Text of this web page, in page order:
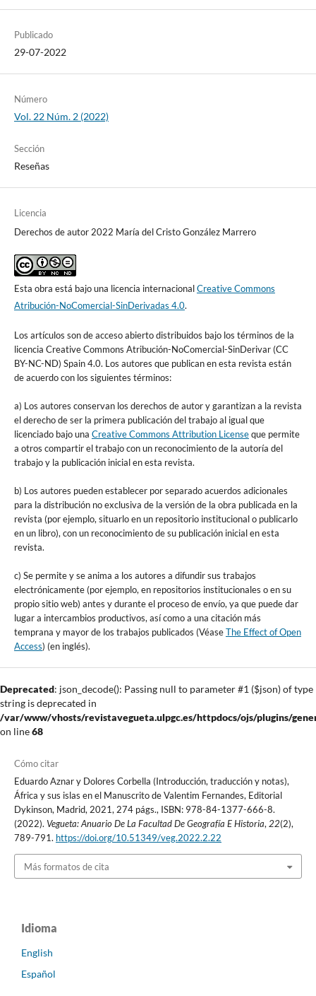
Publicado
29-07-2022
Número
Vol. 22 Núm. 2 (2022)
Sección
Reseñas
Licencia
Derechos de autor 2022 María del Cristo González Marrero
Esta obra está bajo una licencia internacionalCreative Commons
Atribución-NoComercial-SinDerivadas 4.0.
Los artículos son de acceso abierto distribuidos bajo los términos de la
licencia Creative Commons Atribución-NoComercial-SinDerivar (CC
BY-NC-ND) Spain 4.0. Los autores que publican en esta revista están
de acuerdo con los siguientes términos:
a) Los autores conservan los derechos de autor y garantizan a la revista
el derecho de ser la primera publicación del trabajo al igual que
licenciado bajo una Creative Commons Attribution Licenseque permite
a otros compartir el trabajo con un reconocimiento de la autoría del
trabajo y la publicación inicial en esta revista.
b) Los autores pueden establecer por separado acuerdos adicionales
para la distribución no exclusiva de la versión de la obra publicada en la
revista (por ejemplo, situarlo en un repositorio institucional o publicarlo
en un libro), con un reconocimiento de su publicación inicial en esta
revista.
c) Se permite y se anima a los autores a difundir sus trabajos
electrónicamente (por ejemplo, en repositorios institucionales o en su
propio sitio web) antes y durante el proceso de envío, ya que puede dar
lugar a intercambios productivos, así como a una citación más
temprana y mayor de los trabajos publicados (VéaseThe Effect of Open
Access) (en inglés).
Deprecated: json_decode(): Passing null to parameter #1 ($json) of type
string is deprecated in
/var/www/vhosts/revistavegueta.ulpgc.es/httpdocs/ojs/plugins/
on line68
Cómo citar
Eduardo Aznar y Dolores Corbella (Introducción, traducción y notas),
África y sus islas en el Manuscrito de Valentim Fernandes, Editorial
Dykinson, Madrid, 2021, 274 págs., ISBN: 978-84-1377-666-8.
(2022). Vegueta: Anuario De La Facultad De Geografía E Historia,22(2),
789-791. https://doi.org/10.51349/veg.2022.2.22
Más formatos de cita
Idioma
English
Español